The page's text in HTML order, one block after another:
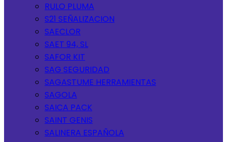
RULO PLUMA
S21 SEÑALIZACION
SAECLOR
SAET 94, SL
SAFOR KIT
SAG SEGURIDAD
SAGASTUME HERRAMIENTAS
SAGOLA
SAICA PACK
SAINT GENIS
SALINERA ESPAÑOLA